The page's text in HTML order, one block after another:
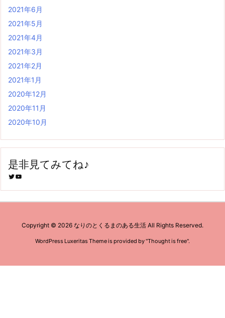
2021年6月
2021年5月
2021年4月
2021年3月
2021年2月
2021年1月
2020年12月
2020年11月
2020年10月
是非見てみてね♪
Twitter YouTube
Copyright © 2026 なりのとくるまのある生活 All Rights Reserved.
WordPress Luxeritas Theme is provided by "Thought is free".